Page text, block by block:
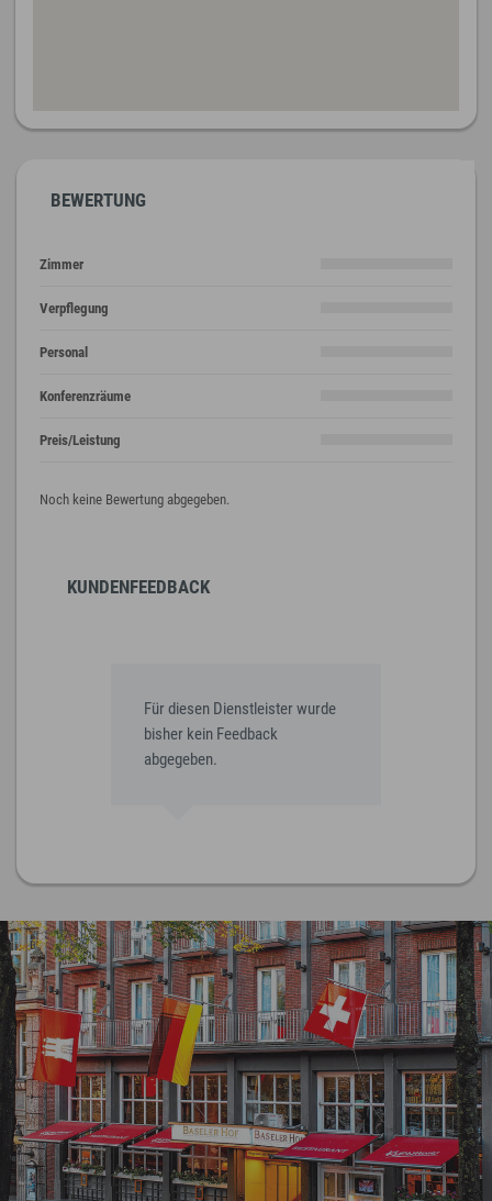
BEWERTUNG
Zimmer
Verpflegung
Personal
Konferenzräume
Preis/Leistung
Noch keine Bewertung abgegeben.
KUNDENFEEDBACK
Für diesen Dienstleister wurde
bisher kein Feedback
abgegeben.